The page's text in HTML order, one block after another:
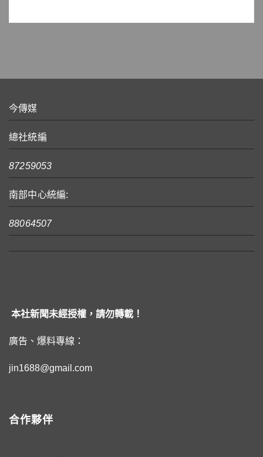
今傳媒
總社統編
87259053
南部中心統編:
88064507
本社新聞未經授權，請勿轉載！
廣告、爆料專線：
jin1688@gmail.com
合作夥伴